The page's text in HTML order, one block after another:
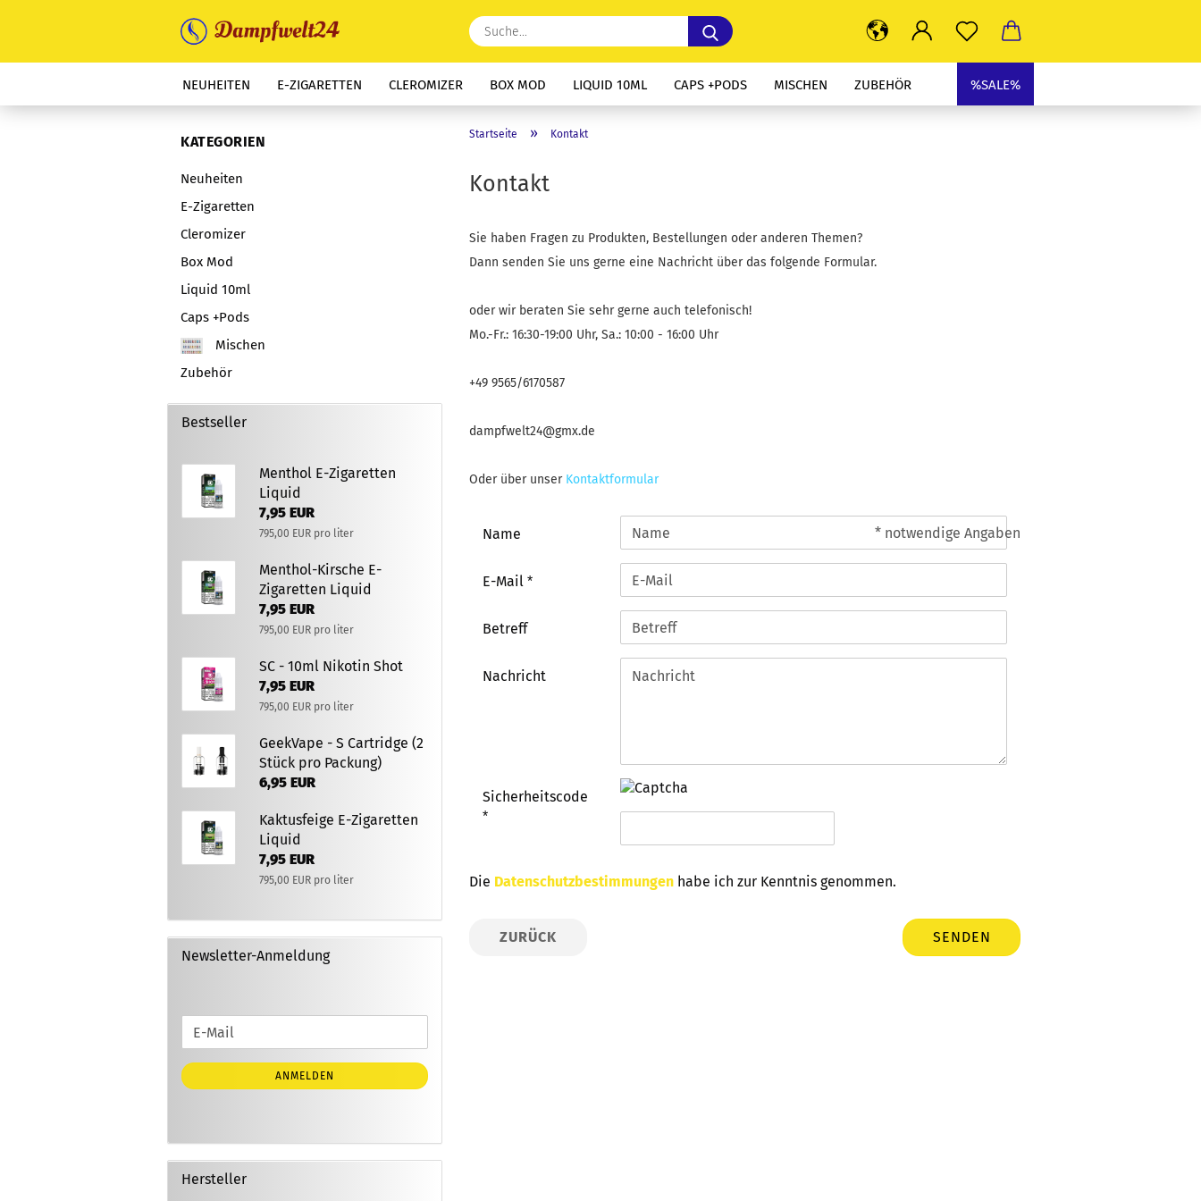
Suche...
NEUHEITEN E-ZIGARETTEN CLEROMIZER BOX MOD LIQUID 10ML CAPS +PODS MISCHEN ZUBEHÖR %SALE%
Startseite » Kontakt
Kontakt
Sie haben Fragen zu Produkten, Bestellungen oder anderen Themen?
Dann senden Sie uns gerne eine Nachricht über das folgende Formular.
oder wir beraten Sie sehr gerne auch telefonisch!
Mo.-Fr.: 16:30-19:00 Uhr, Sa.: 10:00 - 16:00 Uhr
+49 9565/6170587
dampfwelt24@gmx.de
Oder über unser Kontaktformular
Name
E-Mail
Betreff
Nachricht
Sicherheitscode
DATENSCHUTZBESTIMMUNGEN
Die Datenschutzbestimmungen habe ich zur Kenntnis genommen.
ZURÜCK SENDEN
* notwendige Angaben
KATEGORIEN
Neuheiten
E-Zigaretten
Cleromizer
Box Mod
Liquid 10ml
Caps +Pods
Mischen
Zubehör
Bestseller
Menthol E-Zigaretten
Liquid
7,95 EUR
795,00 EUR pro liter
Menthol-Kirsche E-
Zigaretten Liquid
7,95 EUR
795,00 EUR pro liter
SC - 10ml Nikotin Shot
7,95 EUR
795,00 EUR pro liter
GeekVape - S Cartridge (2
Stück pro Packung)
6,95 EUR
Kaktusfeige E-Zigaretten
Liquid
7,95 EUR
795,00 EUR pro liter
Newsletter-Anmeldung
WEITER
ZUR
NEWSLETTER-
ANMELDUNG
E-
Mail
ANMELDEN
Hersteller